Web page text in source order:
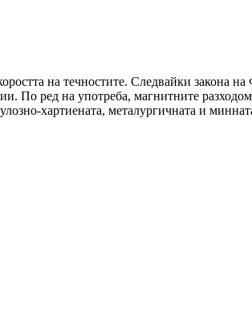
на течностите. Следвайки закона на
По ред на употреба, магнитните
хартиената, металургичната и